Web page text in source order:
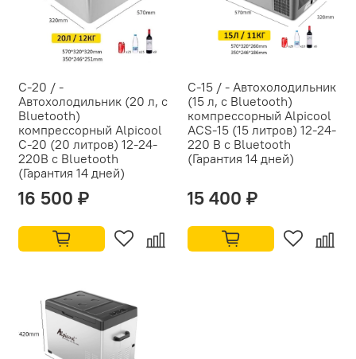
C-20 / -
Автохолодильник (20 л, с
Bluetooth)
компрессорный Alpicool
C-20 (20 литров) 12-24-
220В с Bluetooth
(Гарантия 14 дней)
16 500 ₽
C-15 / - Автохолодильник
(15 л, с Bluetooth)
компрессорный Alpicool
ACS-15 (15 литров) 12-24-
220 В с Bluetooth
(Гарантия 14 дней)
15 400 ₽